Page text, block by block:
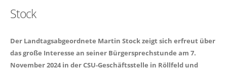
Stock
Der Landtagsabgeordnete Martin Stock zeigt sich erfreut über
das große Interesse an seiner Bürgersprechstunde am 7.
November 2024 in der CSU-Geschäftsstelle in Röllfeld und